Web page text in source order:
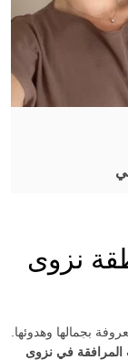
نزوى
بجمالها وهدوئها.
المرافقة في نزوى